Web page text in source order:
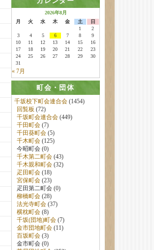
2026年8月
月
火 水 木 金 土
日
1
2
3
4 5 6 7 8
9
10
11 12 13 14 15
16
17
18 19 20 21 22
23
24
25 26 27 28 29
30
31
« 7月
町会・団体
千坂校下町会連合会(1454)
回覧板 (72)
千坂町会連合会(449)
千田町会(7)
千田葵町会(5)
千木町会(125)
今昭町会 (0)
千木第二町会(43)
千木親和町会(32)
疋田町会(18)
宮保町会(23)
疋田第二町会 (0)
柳橋町会(28)
法光寺町会(37)
横枕町会(8)
千坂(団地)町会(7)
金市団地町会(11)
百坂町会(3)
金市町会 (0)